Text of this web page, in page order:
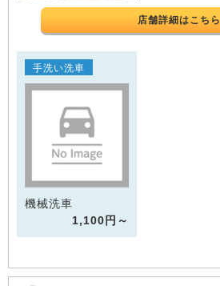
店舗詳細はこちら
手洗い洗車
機械洗車
1,100円～